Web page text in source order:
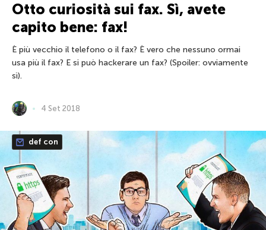
Otto curiosità sui fax. Sì, avete
capito bene: fax!
È più vecchio il telefono o il fax? È vero che nessuno ormai
usa più il fax? E si può hackerare un fax? (Spoiler: ovviamente
sì).
4 Set 2018
def con